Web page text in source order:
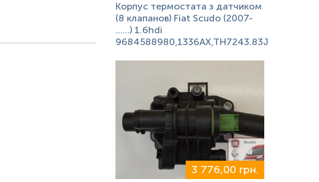
Корпус термостата з датчиком
(8 клапанов) Fiat Scudo (2007-
……) 1.6hdi
9684588980,1336AX,TH7243.83J
3 776,00 грн.